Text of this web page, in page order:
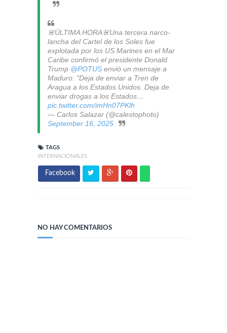
🚨ÚLTIMA HORA🚨Una tercera narco-
lancha del Cartel de los Soles fue
explotada por los US Marines en el Mar
Caribe confirmó el presidente Donald
Trump @POTUS envió un mensaje a
Maduro: "Deja de enviar a Tren de
Aragua a los Estados Unidos. Deja de
enviar drogas a los Estados…
pic.twitter.com/imHn07PKlh
— Carlos Salazar (@calestophoto)
September 16, 2025
TAGS
INTERNACIONALES
Facebook
NO HAY COMENTARIOS